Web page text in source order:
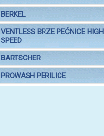
BERKEL
VENTLESS BRZE PEĆNICE HIGH
SPEED
BARTSCHER
PROWASH PERILICE